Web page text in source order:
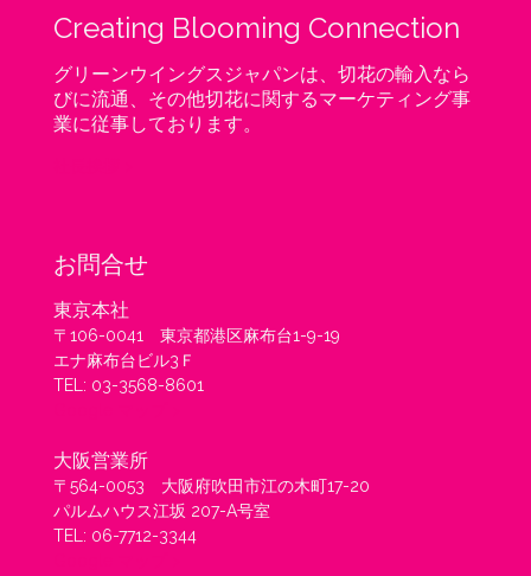
Creating Blooming Connection
グリーンウイングスジャパンは、切花の輸入なら
びに流通、その他切花に関するマーケティング事
業に従事しております。
お問合せ
東京本社
〒106-0041 東京都港区麻布台1-9-19
エナ麻布台ビル3Ｆ
TEL: 03-3568-8601
大阪営業所
〒564-0053 大阪府吹田市江の木町17-20
パルムハウス江坂 207-A号室
TEL: 06-7712-3344